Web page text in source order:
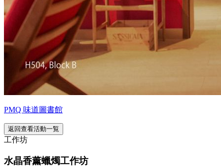
PMQ 味道圖書館
返回查看活動一覧
工作坊
水晶香薰蠟燭工作坊